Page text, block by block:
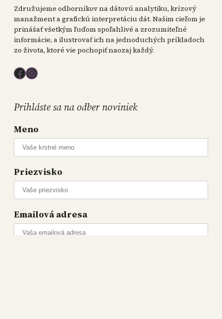
Združujeme odborníkov na dátovú analytiku, krízový
manažment a grafickú interpretáciu dát. Našim cieľom je
prinášať všetkým ľuďom spoľahlivé a zrozumiteľné
informácie, a ilustrovať ich na jednoduchých príkladoch
zo života, ktoré vie pochopiť naozaj každý.
Facebook Instagram
Prihláste sa na odber noviniek
Meno
Priezvisko
Emailová adresa